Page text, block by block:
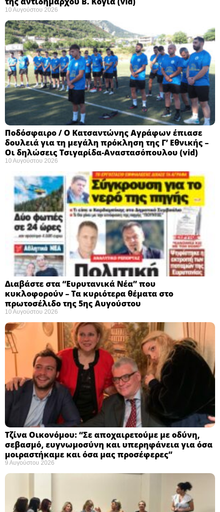
10 Αυγούστου 2026
Ποδόσφαιρο / Ο Κατσαντώνης Αγράφων έπιασε
δουλειά για τη μεγάλη πρόκληση της Γ’ Εθνικής –
Οι δηλώσεις Τσιγαρίδα-Αναστασόπουλου (vid)
10 Αυγούστου 2026
Διαβάστε στα “Ευρυτανικά Νέα” που
κυκλοφορούν – Τα κυριότερα θέματα στο
πρωτοσέλιδο της 5ης Αυγούστου
10 Αυγούστου 2026
Τζίνα Οικονόμου: “Σε αποχαιρετούμε με οδύνη,
σεβασμό, ευγνωμοσύνη και υπερηφάνεια για όσα
μοιραστήκαμε και όσα μας προσέφερες”
9 Αυγούστου 2026